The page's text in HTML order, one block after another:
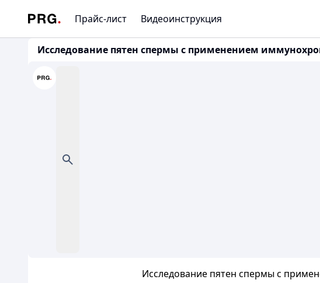
Прайс-лист Видеоинструкция
Исследование пятен спермы с применением
Исследование пятен спермы с